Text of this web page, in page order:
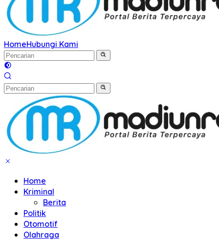
HomeHubungi Kami
Home
Kriminal
Berita
Politik
Otomotif
Olahraga